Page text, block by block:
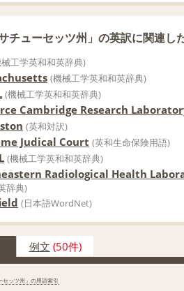
サチューセッツ州」の英訳に関連し
工学英和和英辞典)
(機械工学英和和英辞典)
(機械工学英和和英辞典)
Cambridge Research
(英和対訳)
Judical Court (英和生命保険用語)
(機械工学英和和英辞典)
Radiological Health
辞典)
(日本語WordNet)
例文 (50件)
セッツ州」の用語索引